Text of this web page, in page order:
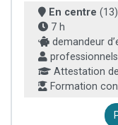
En centre (13)
7 h
demandeur
Attestation
Formation